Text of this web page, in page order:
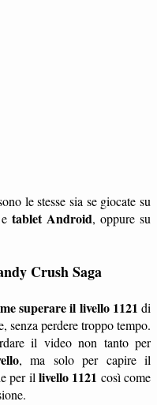
le stesse sia se giocate su
e tablet Android, oppure su
Crush Saga
superare il livello 1121 di
senza perdere troppo tempo.
il video non tanto per
, ma solo per capire il
per il livello 1121 così come